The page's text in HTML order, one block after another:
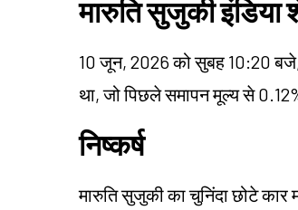
मारुति सुजुकी इंडिया
10 जून, 2026 को सुबह 10:20
था, जो पिछले समापन मूल्य से
निष्कर्ष
मारुति सुजुकी का चुनिंदा छोटे